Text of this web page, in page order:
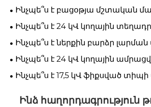
անջատիչը բարելավում
էլեկտրաէներգիայի բաշխման
անվտանգությունը:
Ինչպե՞ս է բացօթյա մշտական
անջատիչը բարելավում
հուսալիությունը:
Ինչպե՞ս է 24 կՎ կողային
վակուումային անջատիչը
լարման հոսանքի
Ինչպե՞ս է ներքին բարձր
բարելավում էլեկտրական
հուսալիությունը:
Ինչպե՞ս է 24 կՎ կողային
վակուումային անջատիչը
լարման էներգահամակարգի
անվտանգությունը:
Ինչպե՞ս է 17,5 կՎ ֆիքսված
էներգահամակարգի
Ինձ հաղորդագրություն